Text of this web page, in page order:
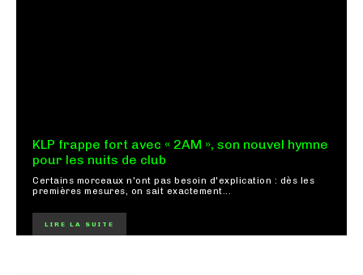
KLP frappe fort avec « 2AM », son nouvel hymne
pour les nuits de club
Certains morceaux n'ont pas besoin d'explication : dès les
premières mesures, on sait exactement...
LIRE LA SUITE